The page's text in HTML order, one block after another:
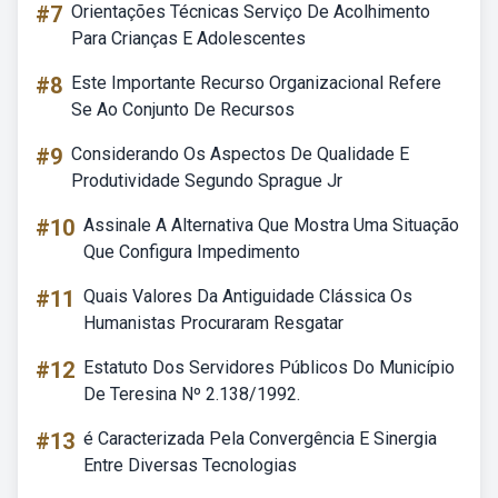
#7 Orientações Técnicas Serviço De Acolhimento
Para Crianças E Adolescentes
#8 Este Importante Recurso Organizacional Refere
Se Ao Conjunto De Recursos
#9 Considerando Os Aspectos De Qualidade E
Produtividade Segundo Sprague Jr
#10 Assinale A Alternativa Que Mostra Uma Situação
Que Configura Impedimento
#11 Quais Valores Da Antiguidade Clássica Os
Humanistas Procuraram Resgatar
#12 Estatuto Dos Servidores Públicos Do Município
De Teresina Nº 2.138/1992.
#13 é Caracterizada Pela Convergência E Sinergia
Entre Diversas Tecnologias